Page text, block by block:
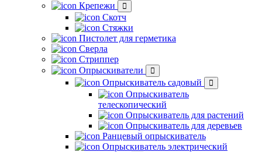
Крепежи
Скотч
Стяжки
Пистолет для герметика
Сверла
Стриппер
Опрыскиватели
Опрыскиватель садовый
Опрыскиватель
телескопический
Опрыскиватель для растений
Опрыскиватель для деревьев
Ранцевый опрыскиватель
Опрыскиватель электрический